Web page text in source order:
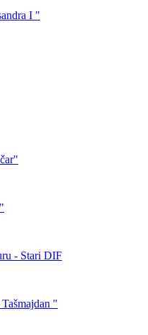
I "
- Stari DIF
"